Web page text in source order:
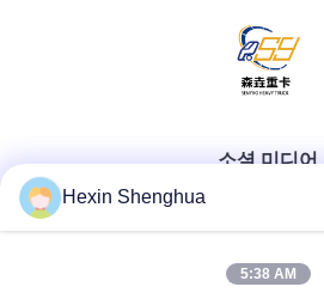
소셜 미디어
빠른 연락
Hexin Shenghua
5:38 AM